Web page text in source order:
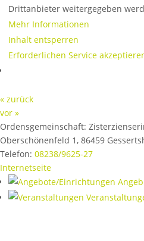
Drittanbieter weitergegeben
Mehr Informationen
Inhalt entsperren
Erforderlichen Service
« zurück
vor »
Ordensgemeinschaft:
Oberschönenfeld 1, 86459
Telefon: 08238/9625-27
Internetseite